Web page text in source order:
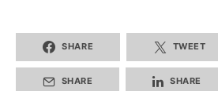
SHARE TWEET
SHARE SHARE